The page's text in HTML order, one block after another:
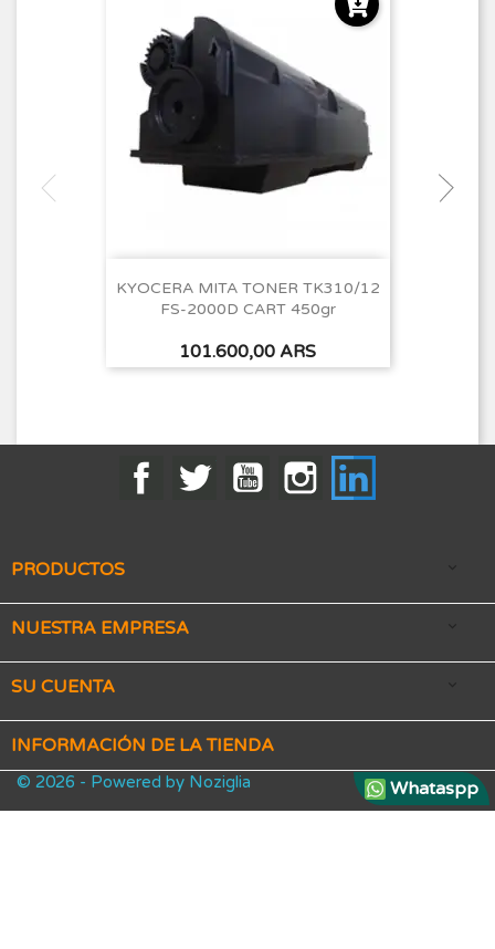
KYOCERA MITA TONER TK310/12
FS-2000D CART 450gr
Precio
101.600,00 ARS
FacebookTwitter YouTubeInstagram
PRODUCTOS 
NUESTRA EMPRESA 
SU CUENTA 
INFORMACIÓN DE LA TIENDA
Whataspp
© 2026 - Powered by Noziglia